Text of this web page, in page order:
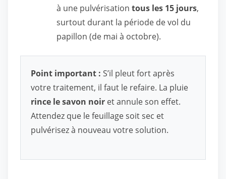
à une pulvérisation tous les 15 jours,
surtout durant la période de vol du
papillon (de mai à octobre).
Point important : S’il pleut fort après
votre traitement, il faut le refaire. La pluie
rince le savon noir et annule son effet.
Attendez que le feuillage soit sec et
pulvérisez à nouveau votre solution.